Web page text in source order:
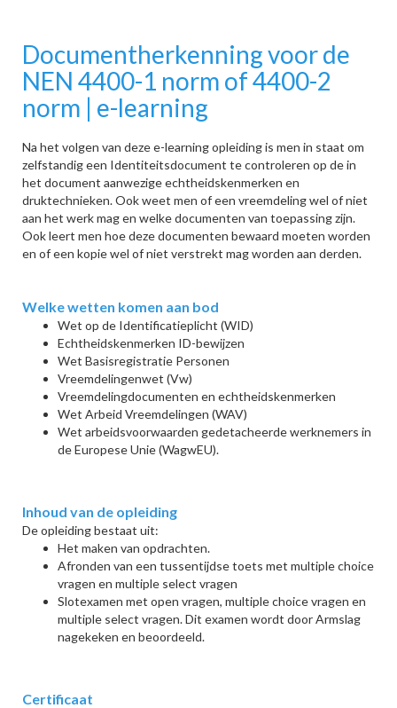
Documentherkenning voor de
NEN 4400-1 norm of 4400-2
norm | e-learning
Na het volgen van deze e-learning opleiding is men in staat om
zelfstandig een Identiteitsdocument te controleren op de in
het document aanwezige echtheidskenmerken en
druktechnieken. Ook weet men of een vreemdeling wel of niet
aan het werk mag en welke documenten van toepassing zijn.
Ook leert men hoe deze documenten bewaard moeten worden
en of een kopie wel of niet verstrekt mag worden aan derden.
Welke wetten komen aan bod
Wet op de Identificatieplicht (WID)
Echtheidskenmerken ID-bewijzen
Wet Basisregistratie Personen
Vreemdelingenwet (Vw)
Vreemdelingdocumenten en echtheidskenmerken
Wet Arbeid Vreemdelingen (WAV)
Wet arbeidsvoorwaarden gedetacheerde werknemers in
de Europese Unie (WagwEU).
Inhoud van de opleiding
De opleiding bestaat uit:
Het maken van opdrachten.
Afronden van een tussentijdse toets met multiple choice
vragen en multiple select vragen
Slotexamen met open vragen, multiple choice vragen en
multiple select vragen. Dit examen wordt door Armslag
nagekeken en beoordeeld.
Certificaat